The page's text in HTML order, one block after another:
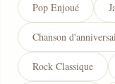
Pop Enjoué
Chanson
Rock Classique